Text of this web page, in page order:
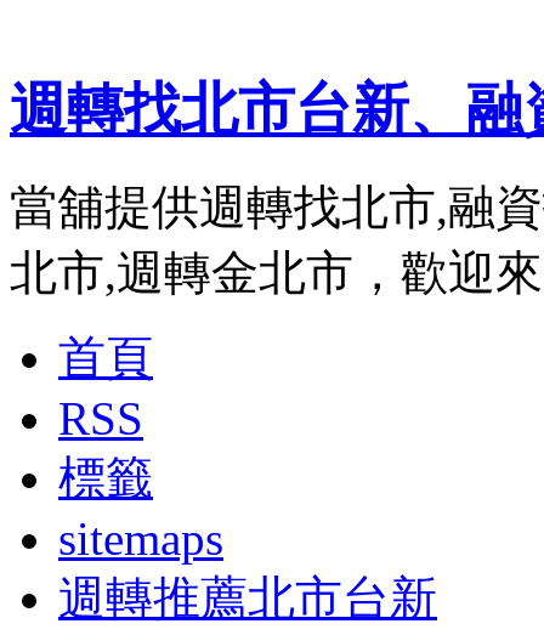
週轉找北市台新、
當舖提供週轉找北市,融
北市,週轉金北市，歡迎
首頁
RSS
標籤
sitemaps
週轉推薦北市台新